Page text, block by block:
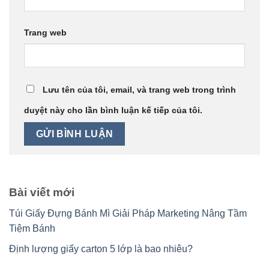
Trang web
Lưu tên của tôi, email, và trang web trong trình
duyệt này cho lần bình luận kế tiếp của tôi.
Bài viết mới
Túi Giấy Đựng Bánh Mì Giải Pháp Marketing Nâng Tầm
Tiệm Bánh
Định lượng giấy carton 5 lớp là bao nhiêu?